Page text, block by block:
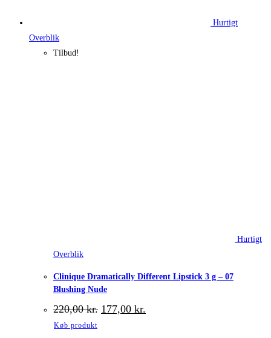
Hurtigt
Overblik
Tilbud!
Hurtigt
Overblik
Clinique Dramatically Different Lipstick 3 g – 07
Blushing Nude
220,00kr. Den
oprindelige
177,00 kr.
Køb produkt